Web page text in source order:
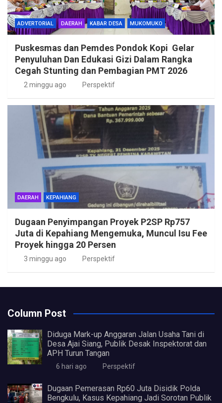
ADVERTORIAL DAERAH KABAR DESA MUKOMUKO
Puskesmas dan Pemdes Pondok Kopi Gelar
Penyuluhan Dan Edukasi Gizi Dalam Rangka
Cegah Stunting dan Pembagian PMT 2026
2 minggu ago Perspektif
DAERAH KEPAHIANG
Dugaan Penyimpangan Proyek P2SP Rp757
Juta di Kepahiang Mengemuka, Muncul Isu Fee
Proyek hingga 20 Persen
3 minggu ago Perspektif
Column Post
Diduga Mark-up Anggaran Jalan Usaha Tani di
Desa Ajai Siang, Publik Desak Inspektorat dan
APH Turun Tangan
6 hari ago Perspektif
Dugaan Pemerasan Rp60 Juta Disidik Polda
Bengkulu, Kasus Kepahiang Jadi Sorotan Publik